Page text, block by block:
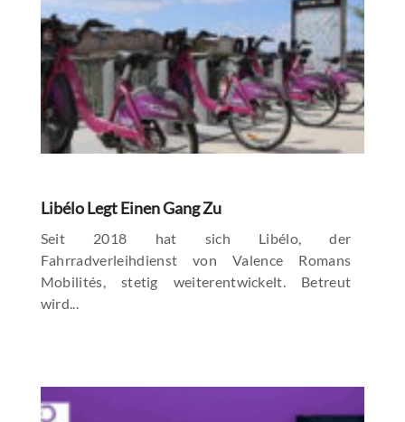
Libélo Legt Einen Gang Zu
Seit 2018 hat sich Libélo, der
Fahrradverleihdienst von Valence Romans
Mobilités, stetig weiterentwickelt. Betreut
wird...